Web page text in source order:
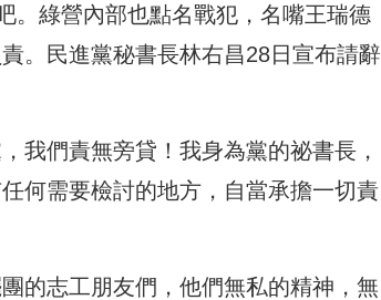
。綠營內部也點名戰犯，名嘴王瑞德
。民進黨秘書長林右昌28日宣布請辭
我們責無旁貸！我身為黨的祕書長，
何需要檢討的地方，自當承擔一切責
的志工朋友們，他們無私的精神，無